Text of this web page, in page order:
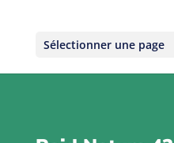
Sélectionner une page